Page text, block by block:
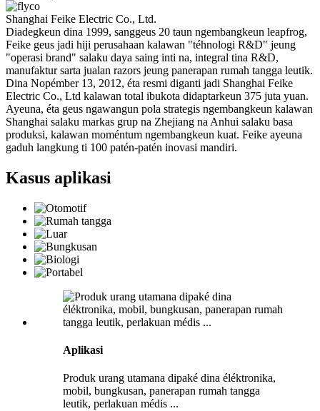
Shanghai Feike Electric Co., Ltd.
Diadegkeun dina 1999, sanggeus 20 taun ngembangkeun leapfrog,
Feike geus jadi hiji perusahaan kalawan "téhnologi R&D" jeung
"operasi brand" salaku daya saing inti na, integral tina R&D,
manufaktur sarta jualan razors jeung panerapan rumah tangga leutik.
Dina Nopémber 13, 2012, éta resmi diganti jadi Shanghai Feike
Electric Co., Ltd kalawan total ibukota didaptarkeun 375 juta yuan.
Ayeuna, éta geus ngawangun pola strategis ngembangkeun kalawan
Shanghai salaku markas grup na Zhejiang na Anhui salaku basa
produksi, kalawan moméntum ngembangkeun kuat. Feike ayeuna
gaduh langkung ti 100 patén-patén inovasi mandiri.
Kasus aplikasi
Aplikasi
Produk urang utamana dipaké dina éléktronika,
mobil, bungkusan, panerapan rumah tangga
leutik, perlakuan médis ...